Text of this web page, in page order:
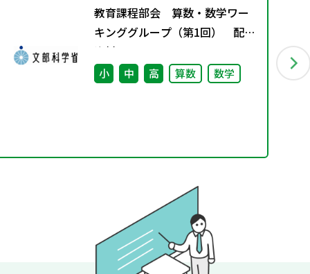
教育課程部会 算数・数学ワー
キンググループ（第1回） 配付
資料
小 中 高 算数 数学